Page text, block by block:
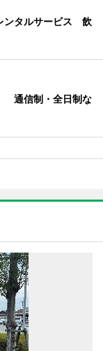
ンタルサービス 飲
通信制・全日制な